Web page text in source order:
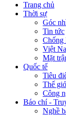
Trang chủ
Thời sự
Góc
Tin tức
Chống
Việt
Mặt
Quốc tế
Tiêu
Thế
Công
Báo chí -
Nghề